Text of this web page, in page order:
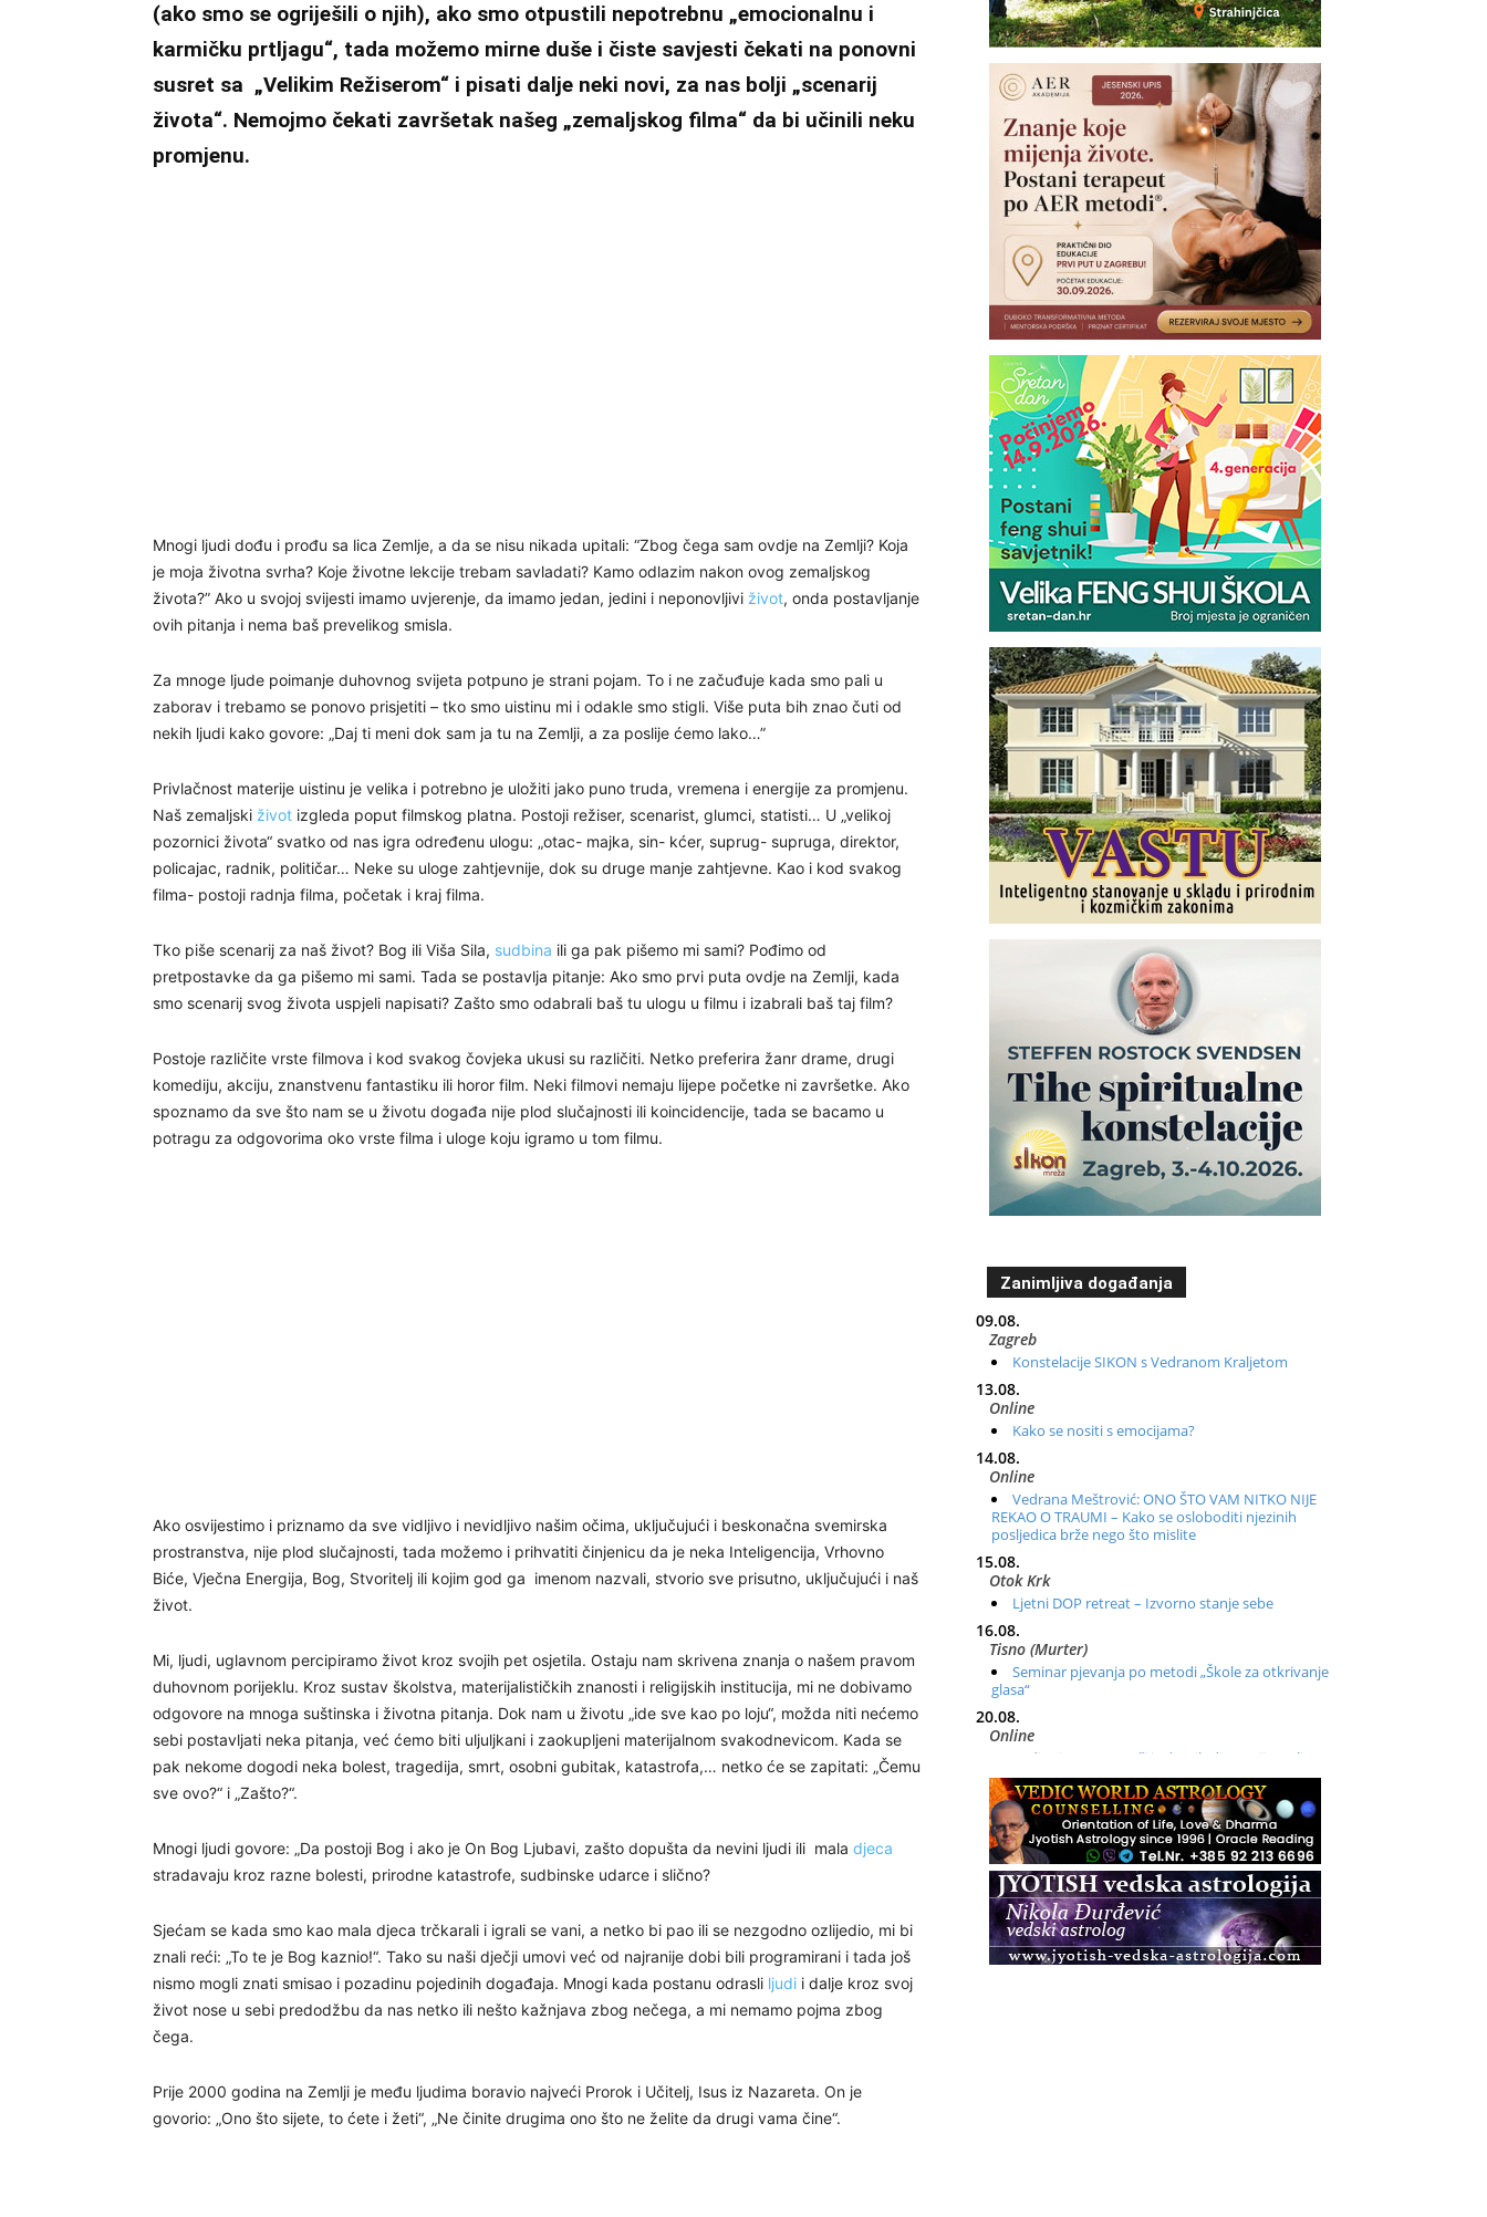
(ako smo se ogriješili o njih), ako smo otpustili nepotrebnu „emocionalnu i
karmičku prtljagu“, tada možemo mirne duše i čiste savjesti čekati na ponovni
susret sa „Velikim Režiserom“ i pisati dalje neki novi, za nas bolji „scenarij
života“. Nemojmo čekati završetak našeg „zemaljskog filma“ da bi učinili neku
promjenu.
Mnogi ljudi dođu i prođu sa lica Zemlje, a da se nisu nikada upitali: “Zbog čega sam ovdje na Zemlji? Koja
je moja životna svrha? Koje životne lekcije trebam savladati? Kamo odlazim nakon ovog zemaljskog
života?” Ako u svojoj svijesti imamo uvjerenje, da imamo jedan, jedini i neponovljivi život, onda postavljanje
ovih pitanja i nema baš prevelikog smisla.
Za mnoge ljude poimanje duhovnog svijeta potpuno je strani pojam. To i ne začuđuje kada smo pali u
zaborav i trebamo se ponovo prisjetiti – tko smo uistinu mi i odakle smo stigli. Više puta bih znao čuti od
nekih ljudi kako govore: „Daj ti meni dok sam ja tu na Zemlji, a za poslije ćemo lako…”
Privlačnost materije uistinu je velika i potrebno je uložiti jako puno truda, vremena i energije za promjenu.
Naš zemaljski život izgleda poput filmskog platna. Postoji režiser, scenarist, glumci, statisti… U „velikoj
pozornici života“ svatko od nas igra određenu ulogu: „otac- majka, sin- kćer, suprug- supruga, direktor,
policajac, radnik, političar… Neke su uloge zahtjevnije, dok su druge manje zahtjevne. Kao i kod svakog
filma- postoji radnja filma, početak i kraj filma.
Tko piše scenarij za naš život? Bog ili Viša Sila, sudbina ili ga pak pišemo mi sami? Pođimo od
pretpostavke da ga pišemo mi sami. Tada se postavlja pitanje: Ako smo prvi puta ovdje na Zemlji, kada
smo scenarij svog života uspjeli napisati? Zašto smo odabrali baš tu ulogu u filmu i izabrali baš taj film?
Postoje različite vrste filmova i kod svakog čovjeka ukusi su različiti. Netko preferira žanr drame, drugi
komediju, akciju, znanstvenu fantastiku ili horor film. Neki filmovi nemaju lijepe početke ni završetke. Ako
spoznamo da sve što nam se u životu događa nije plod slučajnosti ili koincidencije, tada se bacamo u
potragu za odgovorima oko vrste filma i uloge koju igramo u tom filmu.
Ako osvijestimo i priznamo da sve vidljivo i nevidljivo našim očima, uključujući i beskonačna svemirska
prostranstva, nije plod slučajnosti, tada možemo i prihvatiti činjenicu da je neka Inteligencija, Vrhovno
Biće, Vječna Energija, Bog, Stvoritelj ili kojim god ga imenom nazvali, stvorio sve prisutno, uključujući i naš
život.
Mi, ljudi, uglavnom percipiramo život kroz svojih pet osjetila. Ostaju nam skrivena znanja o našem pravom
duhovnom porijeklu. Kroz sustav školstva, materijalističkih znanosti i religijskih institucija, mi ne dobivamo
odgovore na mnoga suštinska i životna pitanja. Dok nam u životu „ide sve kao po loju“, možda niti nećemo
sebi postavljati neka pitanja, već ćemo biti uljuljkani i zaokupljeni materijalnom svakodnevicom. Kada se
pak nekome dogodi neka bolest, tragedija, smrt, osobni gubitak, katastrofa,… netko će se zapitati: „Čemu
sve ovo?“ i „Zašto?“.
Mnogi ljudi govore: „Da postoji Bog i ako je On Bog Ljubavi, zašto dopušta da nevini ljudi ili mala djeca
stradavaju kroz razne bolesti, prirodne katastrofe, sudbinske udarce i slično?
Sjećam se kada smo kao mala djeca trčkarali i igrali se vani, a netko bi pao ili se nezgodno ozlijedio, mi bi
znali reći: „To te je Bog kaznio!“. Tako su naši dječji umovi već od najranije dobi bili programirani i tada još
nismo mogli znati smisao i pozadinu pojedinih događaja. Mnogi kada postanu odrasli ljudi i dalje kroz svoj
život nose u sebi predodžbu da nas netko ili nešto kažnjava zbog nečega, a mi nemamo pojma zbog
čega.
Prije 2000 godina na Zemlji je među ljudima boravio najveći Prorok i Učitelj, Isus iz Nazareta. On je
govorio: „Ono što sijete, to ćete i žeti“, „Ne činite drugima ono što ne želite da drugi vama čine“.
Zanimljiva događanja
09.08.
Zagreb
Konstelacije SIKON s Vedranom Kraljetom
13.08.
Online
Kako se nositi s emocijama?
14.08.
Online
Vedrana Meštrović: ONO ŠTO VAM NITKO NIJE
REKAO O TRAUMI – Kako se osloboditi njezinih
posljedica brže nego što mislite
15.08.
Otok Krk
Ljetni DOP retreat – Izvorno stanje sebe
16.08.
Tisno (Murter)
Seminar pjevanja po metodi „Škole za otkrivanje
glasa“
20.08.
Online
Radionica: Pomagači iz drugih dimenzija Online –
otvoreno za sve
21.08.
Zagreb+Online
Osnovni ThetaHealing® tečaj, Zagreb i Online
22.08.
Zagreb
Osnovna radionica za izscjeljivanje pranom (Basic
Pranic Healing course)
Pula